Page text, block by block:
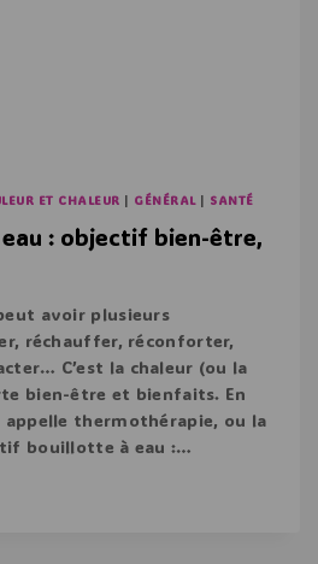
ET CHALEUR | GÉNÉRAL| SANTÉ
: objectif bien-être,
avoir plusieurs
réchauffer, réconforter,
C’est la chaleur (ou la
bien-être et bienfaits. En
appelle thermothérapie, ou la
bouillotte à eau :…